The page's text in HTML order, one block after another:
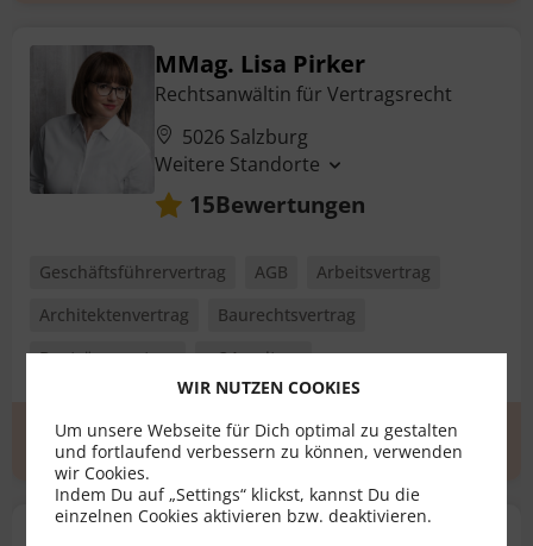
MMag. Lisa Pirker
Rechtsanwältin für Vertragsrecht
5026 Salzburg
Weitere Standorte
15Bewertungen
Geschäftsführervertrag AGB
Arbeitsvertrag
Architektenvertrag
Baurechtsvertrag
Bauträgervertrag
+ 34 weitere
Erstgespräch zum Profil
WIR NUTZEN COOKIES
Um unsere Webseite für Dich optimal zu gestalten
und fortlaufend verbessern zu können, verwenden
wir Cookies.
Indem Du auf „Settings“ klickst, kannst Du die
einzelnen Cookies aktivieren bzw. deaktivieren.